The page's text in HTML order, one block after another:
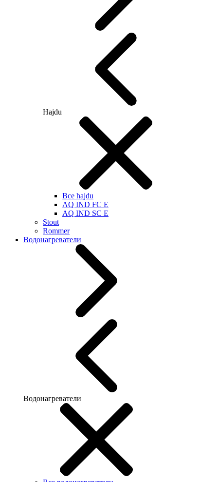
Hajdu
Все hajdu
AQ IND FC E
AQ IND SC E
Stout
Rommer
Водонагреватели
Водонагреватели